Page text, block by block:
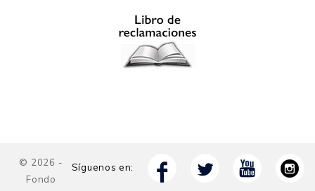
Síguenos en:
© 2026 -
Fondo